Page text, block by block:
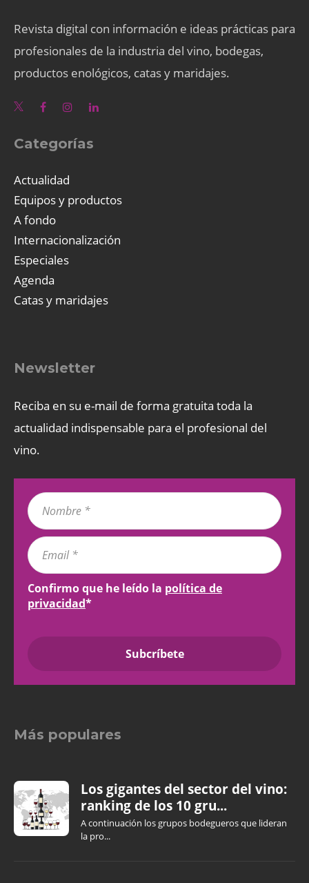
Revista digital con información e ideas prácticas para
profesionales de la industria del vino, bodegas,
productos enológicos, catas y maridajes.
Categorías
Actualidad
Equipos y productos
A fondo
Internacionalización
Especiales
Agenda
Catas y maridajes
Newsletter
Reciba en su e-mail de forma gratuita toda la
actualidad indispensable para el profesional del
vino.
Confirmo que he leído la política de
privacidad*
Más populares
Los gigantes del sector del vino:
ranking de los 10 gru...
A continuación los grupos bodegueros que lideran
la pro...